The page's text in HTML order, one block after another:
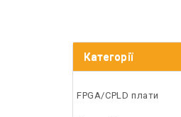
Категорії
FPGA/CPLD плати